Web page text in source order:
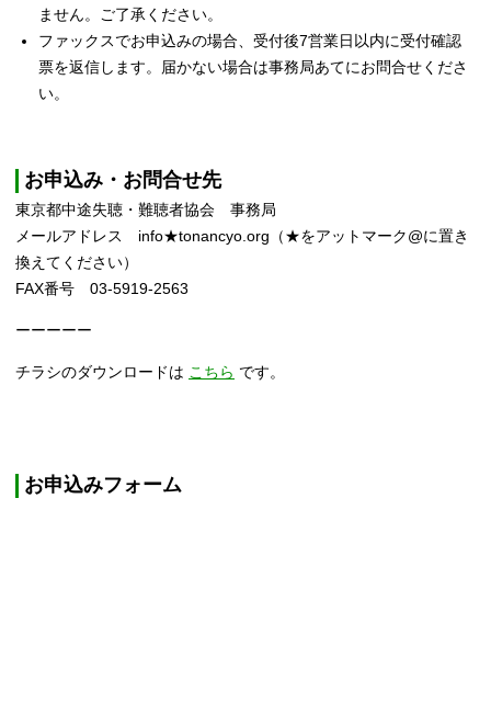
ません。ご了承ください。
ファックスでお申込みの場合、受付後7営業日以内に受付確認
票を返信します。届かない場合は事務局あてにお問合せくださ
い。
お申込み・お問合せ先
東京都中途失聴・難聴者協会 事務局
メールアドレス info★tonancyo.org（★をアットマーク@に置き
換えてください）
FAX番号 03-5919-2563
ーーーーー
チラシのダウンロードは こちら です。
お申込みフォーム